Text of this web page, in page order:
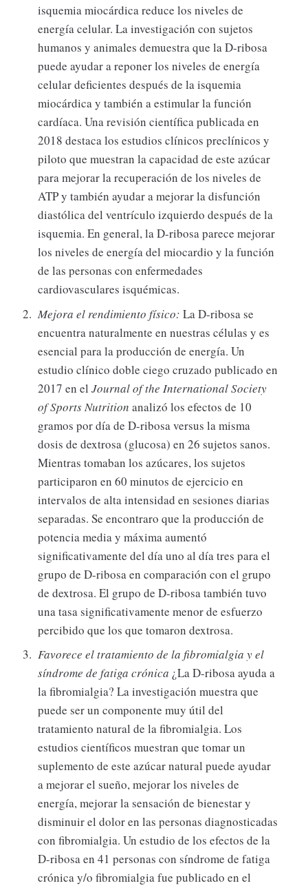
isquemia miocárdica reduce los niveles de
energía celular. La investigación con sujetos
humanos y animales demuestra que la D-ribosa
puede ayudar a reponer los niveles de energía
celular deficientes después de la isquemia
miocárdica y también a estimular la función
cardíaca. Una revisión científica publicada en
2018 destaca los estudios clínicos preclínicos y
piloto que muestran la capacidad de este azúcar
para mejorar la recuperación de los niveles de
ATP y también ayudar a mejorar la disfunción
diastólica del ventrículo izquierdo después de la
isquemia. En general, la D-ribosa parece mejorar
los niveles de energía del miocardio y la función
de las personas con enfermedades
cardiovasculares isquémicas.
Mejora el rendimiento físico:La D-ribosa se
encuentra naturalmente en nuestras células y es
esencial para la producción de energía. Un
estudio clínico doble ciego cruzado publicado en
2017 en elJournal of the International Society
of Sports Nutritionanalizó los efectos de 10
gramos por día de D-ribosa versus la misma
dosis de dextrosa (glucosa) en 26 sujetos sanos.
Mientras tomaban los azúcares, los sujetos
participaron en 60 minutos de ejercicio en
intervalos de alta intensidad en sesiones diarias
separadas. Se encontraro que la producción de
potencia media y máxima aumentó
significativamente del día uno al día tres para el
grupo de D-ribosa en comparación con el grupo
de dextrosa. El grupo de D-ribosa también tuvo
una tasa significativamente menor de esfuerzo
percibido que los que tomaron dextrosa.
Favorece el tratamiento de la fibromialgia y el
síndrome de fatiga crónica ¿La D-ribosa ayuda a
la fibromialgia? La investigación muestra que
puede ser un componente muy útil del
tratamiento natural de la fibromialgia. Los
estudios científicos muestran que tomar un
suplemento de este azúcar natural puede ayudar
a mejorar el sueño, mejorar los niveles de
energía, mejorar la sensación de bienestar y
disminuir el dolor en las personas diagnosticadas
con fibromialgia. Un estudio de los efectos de la
D-ribosa en 41 personas con síndrome de fatiga
crónica y/o fibromialgia fue publicado en el